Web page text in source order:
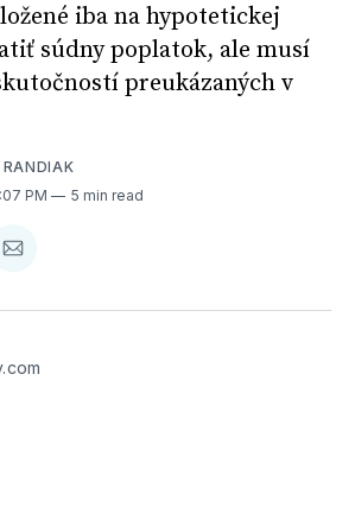
iba na hypotetickej
súdny poplatok, ale musí
preukázaných v
PM 5 min read
Zdieľať
E-